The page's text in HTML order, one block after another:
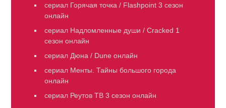
сериал Горячая точка / Flashpoint 3 сезон
онлайн
сериал Надломленные души / Cracked 1
сезон онлайн
сериал Дюна / Dune онлайн
сериал Менты. Тайны большого города
онлайн
сериал Реутов ТВ 3 сезон онлайн